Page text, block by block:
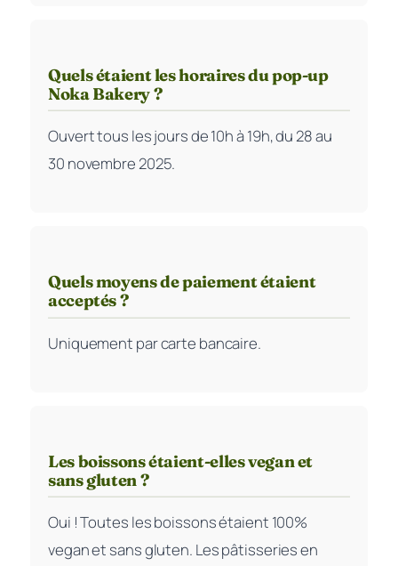
Quels étaient les horaires du pop-up
Noka Bakery ?
Ouvert tous les jours de 10h à 19h, du 28 au
30 novembre 2025.
Quels moyens de paiement étaient
acceptés ?
Uniquement par carte bancaire.
Les boissons étaient-elles vegan et
sans gluten ?
Oui ! Toutes les boissons étaient 100%
vegan et sans gluten. Les pâtisseries en